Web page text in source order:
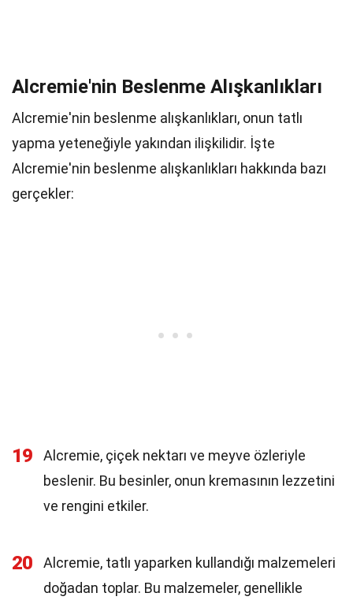
Alcremie'nin Beslenme Alışkanlıkları
Alcremie'nin beslenme alışkanlıkları, onun tatlı
yapma yeteneğiyle yakından ilişkilidir. İşte
Alcremie'nin beslenme alışkanlıkları hakkında bazı
gerçekler:
19
Alcremie, çiçek nektarı ve meyve özleriyle
beslenir. Bu besinler, onun kremasının lezzetini
ve rengini etkiler.
20
Alcremie, tatlı yaparken kullandığı malzemeleri
doğadan toplar. Bu malzemeler, genellikle